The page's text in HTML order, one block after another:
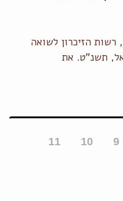
הזיכרון לשואה
תשנ"ט. את
9
10
11